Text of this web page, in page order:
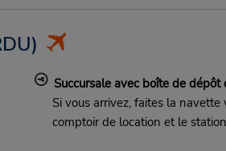
Succursale avec boîte de dépôt
Si vous arrivez, faites la navette
comptoir de location et le